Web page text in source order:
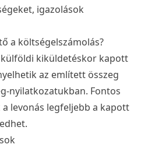
igazolások
a költségelszámolás?
külföldi kiküldetéskor kapott
az említett összeg
nyilatkozatukban. Fontos
levonás legfeljebb a kapott